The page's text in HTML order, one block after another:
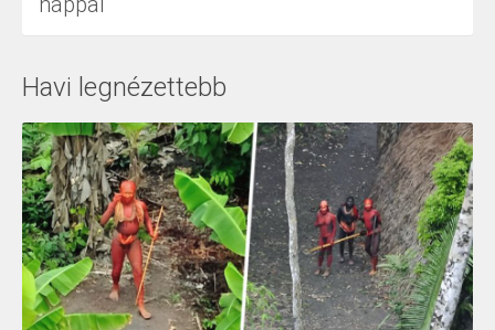
Havi legnézettebb